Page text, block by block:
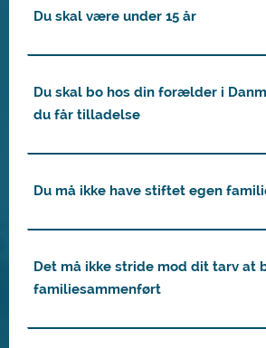
Du skal være under 15 år
Du skal bo hos din forælder i
du får tilladelse
Du må ikke have stiftet egen
Det må ikke stride mod dit tarv at
familiesammenført